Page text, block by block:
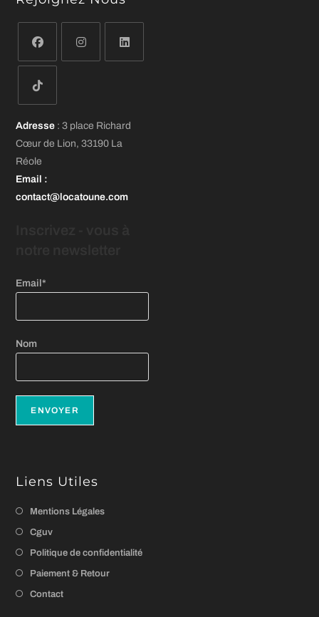
S’ouvre
dans
un
nouvel
onglet
nouvel
onglet
nouvel
onglet
dans
un
nouvel
onglet
Adresse : 3 place Richard
Cœur de Lion, 33190 La
Réole
Email :
contact@locatoune.com
Email*
Nom
Liens Utiles
Mentions Légales
Cguv
Politique de confidentialité
Paiement & Retour
Contact